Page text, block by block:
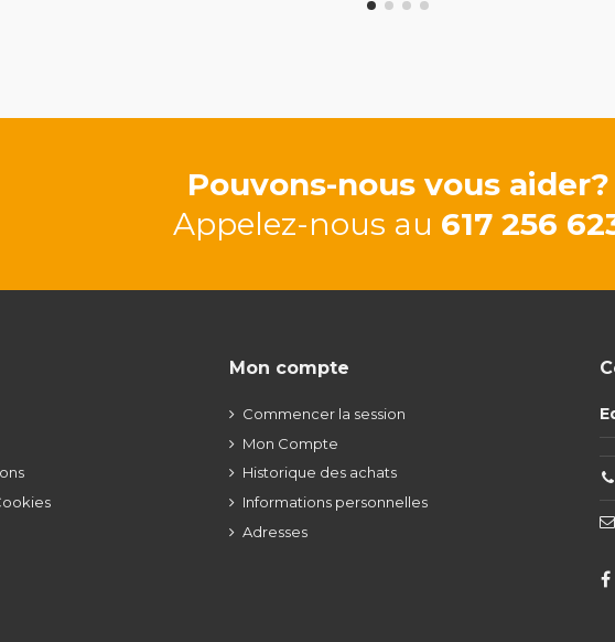
Pouvons-nous vous aider?
Appelez-nous au 617 256
Mon compte
Commencer la session
Mon Compte
Historique des achats
Informations personnelles
Adresses